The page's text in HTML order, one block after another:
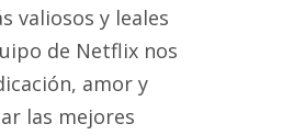
valiosos y leales
de Netflix nos
amor y
las mejores